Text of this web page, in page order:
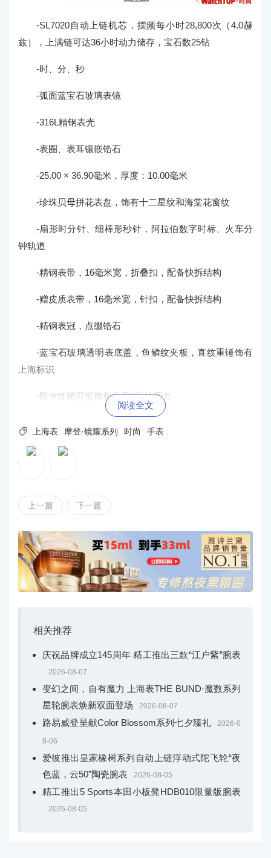
-SL7020自动上链机芯，摆频每小时28,800次（4.0赫
兹），上满链可达36小时动力储存，宝石数25钻
-时、分、秒
-弧面蓝宝石玻璃表镜
-316L精钢表壳
-表圈、表耳镶嵌锆石
-25.00 × 36.90毫米，厚度：10.00毫米
-珍珠贝母拼花表盘，饰有十二星纹和海棠花窗纹
-扇形时分针、细棒形秒针，阿拉伯数字时标、火车分
钟轨道
-精钢表带，16毫米宽，折叠扣，配备快拆结构
-赠皮质表带，16毫米宽，针扣，配备快拆结构
-精钢表冠，点缀锆石
-蓝宝石玻璃透明表底盖，鱼鳞纹夹板，直纹重锤饰有
上海标识
-防水性能可抵御相当于3巴的压力
阅读全文
 上海表 摩登·镜耀系列 时尚 手表
上一篇 下一篇
相关推荐
庆祝品牌成立145周年 精工推出三款“江户紫”腕表
2026-08-07
变幻之间，自有魔力 上海表THE BUND·魔数系列
星轮腕表焕新双面登场
2026-08-07
路易威登呈献Color Blossom系列七夕臻礼 2026-0
8-06
爱彼推出皇家橡树系列自动上链浮动式陀飞轮“夜
色蓝，云50”陶瓷腕表
2026-08-05
精工推出5 Sports本田小板凳HDB010限量版腕表
2026-08-05